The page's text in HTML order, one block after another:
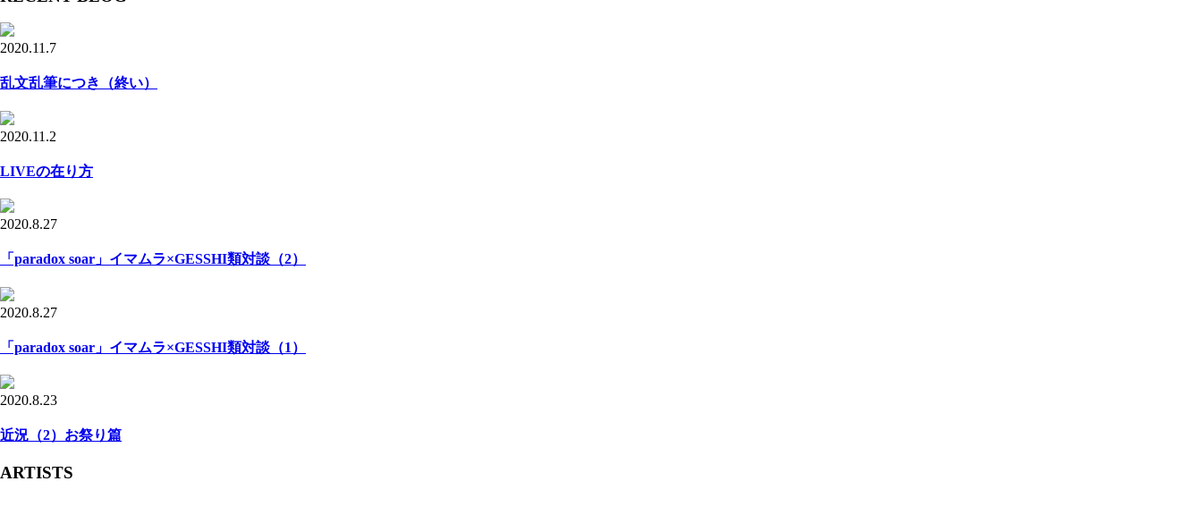
2020.11.7
乱文乱筆につき（終い）
2020.11.2
LIVEの在り方
2020.8.27
「paradox soar」イマムラ×GESSHI類対談（2）
2020.8.27
「paradox soar」イマムラ×GESSHI類対談（1）
2020.8.23
近況（2）お祭り篇
ARTISTS